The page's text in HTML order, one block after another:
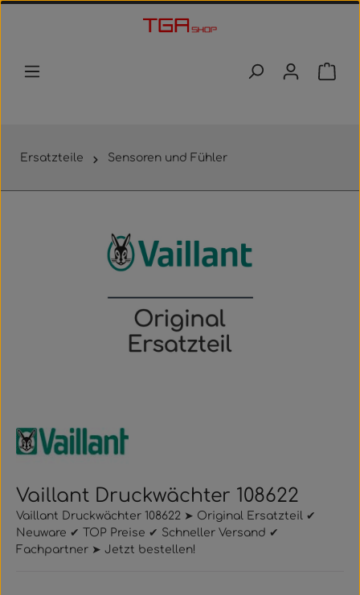
Zum Hauptinhalt springen
Ersatzteile Sensoren und Fühler
Vaillant Druckwächter 108622
Vaillant Druckwächter 108622 ➤ Original Ersatzteil ✔
Neuware ✔ TOP Preise ✔ Schneller Versand ✔
Fachpartner ➤ Jetzt bestellen!